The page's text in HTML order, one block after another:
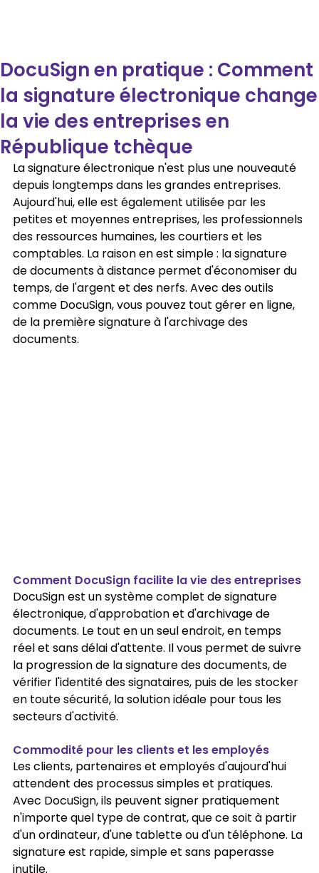
DocuSign en pratique : Comment
la signature électronique change
la vie des entreprises en
République tchèque
La signature électronique n'est plus une nouveauté
depuis longtemps dans les grandes entreprises.
Aujourd'hui, elle est également utilisée par les
petites et moyennes entreprises, les professionnels
des ressources humaines, les courtiers et les
comptables. La raison en est simple : la signature
de documents à distance permet d'économiser du
temps, de l'argent et des nerfs. Avec des outils
comme DocuSign, vous pouvez tout gérer en ligne,
de la première signature à l'archivage des
documents.
Comment DocuSign facilite la vie des entreprises
DocuSign est un système complet de signature
électronique, d'approbation et d'archivage de
documents. Le tout en un seul endroit, en temps
réel et sans délai d'attente. Il vous permet de suivre
la progression de la signature des documents, de
vérifier l'identité des signataires, puis de les stocker
en toute sécurité, la solution idéale pour tous les
secteurs d'activité.
Commodité pour les clients et les employés
Les clients, partenaires et employés d'aujourd'hui
attendent des processus simples et pratiques.
Avec DocuSign, ils peuvent signer pratiquement
n'importe quel type de contrat, que ce soit à partir
d'un ordinateur, d'une tablette ou d'un téléphone. La
signature est rapide, simple et sans paperasse
inutile.